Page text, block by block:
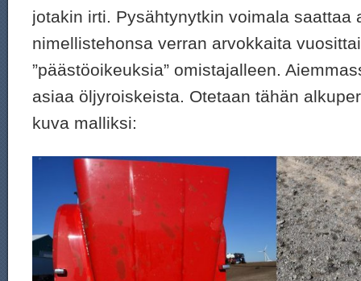
jotakin irti. Pysähtynytkin voimala saattaa
nimellistehonsa verran arvokkaita
”päästöoikeuksia” omistajalleen.
asiaa öljyroiskeista. Otetaan tähän
kuva malliksi: